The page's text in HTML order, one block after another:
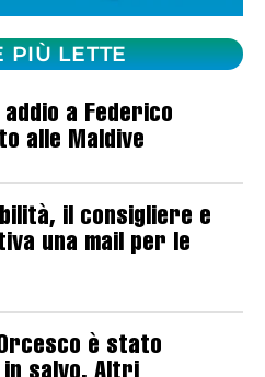
PIÙ LETTE
a Federico
alle Maldive
il consigliere e
una mail per le
è stato